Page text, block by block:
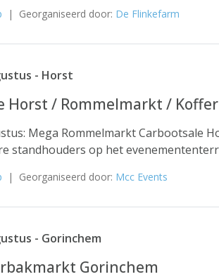
| Georganiseerd door: De Flinkefarm
- Horst
Horst / Rommelmarkt /
Mega Rommelmarkt Carbootsale
standhouders op het
| Georganiseerd door: Mcc Events
- Gorinchem
Gorinchem